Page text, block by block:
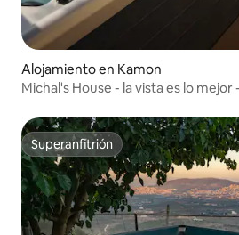
Alojamiento en Kamon
Michal's House - la vista es lo mejor
Superanfitrión
Superanfitrión